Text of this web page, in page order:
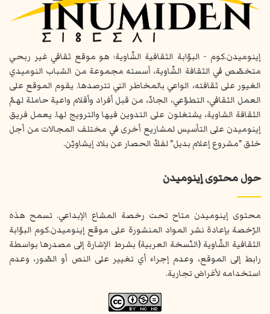
إينوميدن.كوم - البوّابة الثقافية الشّاوية؛ هو موقع ثقافي غير ربحي
متخصّص في الثقافة الشّاوية، أسسته مجموعة من الشباب النوميدي
الغيور على ثقافته، الواعي بالمخاطر التي تترصدها. يقوم الموقع على
العمل الثقافي، التطوّعي، الجادّ، من قبل أفراد وأقلام واعية حاملة لهمّ
الثقافة الشاوية، يشتغلون على التدوين فيها والترويج لها. يعمل فريق
إينوميدن على التأسيس لمشاريع أخرى في مختلف المجالات من أجل
خلق "مشروع إعلام بديل" لفكّ الحصار عن بلاد إيشاويّن.
حول محتوى إينوميدن
محتوى إينوميدن متاح تحت رخصة المشاع الإبداعي. تسمح هذه
الرّخصة بإعادة نشر المواد المنشورة على موقع إينوميدن.كوم البوّابة
الثقافية الشّاوية (النّسخة العربية) بشرط الإشارة إلى مصدرها بواسطة
رابط إلى الموقع، وعدم إجراء أي تغيير على النص أو الصّور، وعدم
استخدامه لأغراض تجارية.